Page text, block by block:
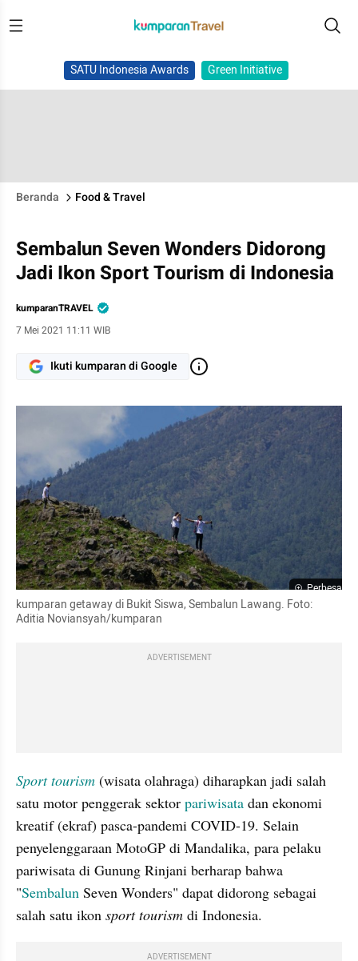
SATU Indonesia Awards Green Initiative
Beranda Food & Travel
Sembalun Seven Wonders Didorong
Jadi Ikon Sport Tourism di Indonesia
kumparanTRAVEL
7 Mei 2021 11:11 WIB
Ikuti kumparan di Google
Perbesar
kumparan getaway di Bukit Siswa, Sembalun Lawang. Foto:
Aditia Noviansyah/kumparan
ADVERTISEMENT
Sport tourism (wisata olahraga) diharapkan jadi salah
satu motor penggerak sektor pariwisata dan ekonomi
kreatif (ekraf) pasca-pandemi COVID-19. Selain
penyelenggaraan MotoGP di Mandalika, para pelaku
pariwisata di Gunung Rinjani berharap bahwa
"Sembalun Seven Wonders" dapat didorong sebagai
salah satu ikon sport tourism di Indonesia.
ADVERTISEMENT